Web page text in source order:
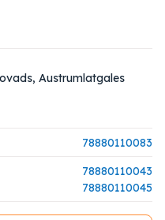
Austrumlatgales
78880110083
78880110043
78880110045